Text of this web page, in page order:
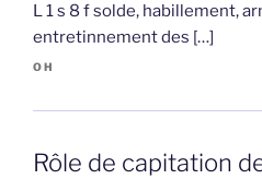
L 1 s 8 f solde, habillement,
entretinnement des […]
OH
Rôle de capitation